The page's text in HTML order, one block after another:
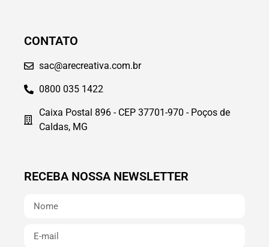
CONTATO
sac@arecreativa.com.br
0800 035 1422
Caixa Postal 896 - CEP 37701-970 - Poços de
Caldas, MG
RECEBA NOSSA NEWSLETTER